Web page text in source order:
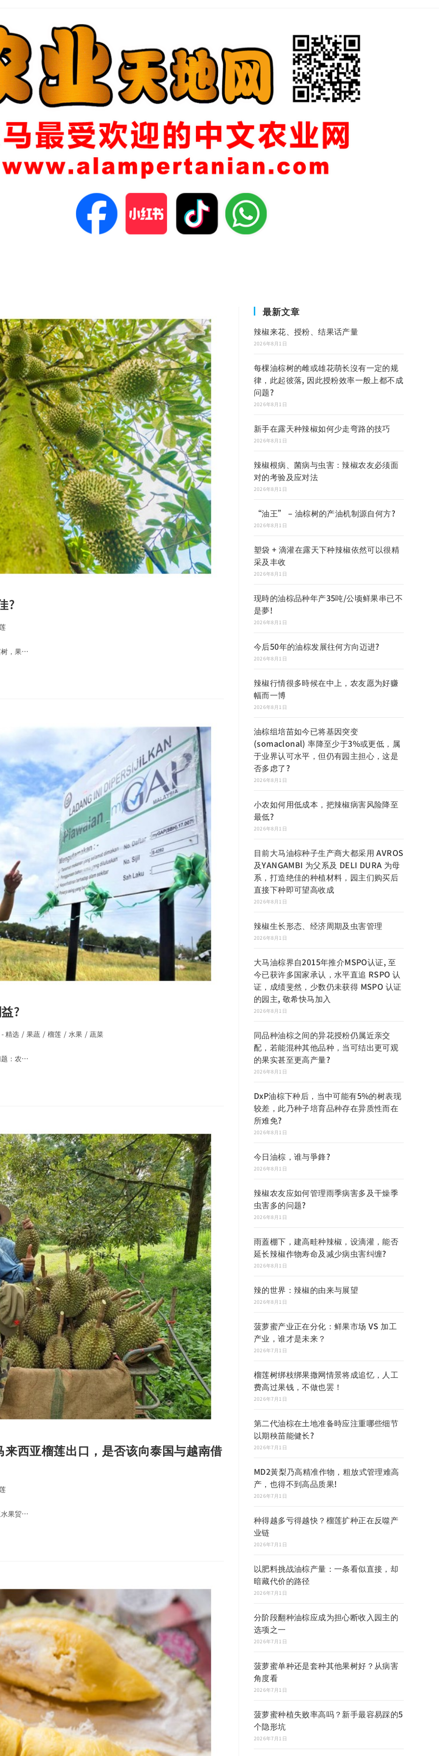
?
树，果…
?
精选 / 果蔬 / 榴莲 / 水果 / 蔬菜
题：农…
西亚榴莲出口，是否该向泰国与越南借
水果贸…
最新文章
辣椒来花、授粉、结果话产量
2026年8月1日
每棵油棕树的雌或雄花萌长沒有一定的规
律，此起彼落, 因此授粉效率一般上都不成
问题?
2026年8月1日
新手在露天种辣椒如何少走弯路的技巧
2026年8月1日
辣椒根病、菌病与虫害：辣椒农友必须面
对的考验及应对法
2026年8月1日
“油王” – 油棕树的产油机制源自何方?
2026年8月1日
塑袋 + 滴灌在露天下种辣椒依然可以很精
采及丰收
2026年8月1日
现時的油棕品种年产35吨/公顷鲜果串已不
是夢!
2026年8月1日
今后50年的油棕发展往何方向迈进?
2026年8月1日
辣椒行情很多時候在中上，农友愿为好赚
幅而一博
2026年8月1日
油棕组培苗如今已将基因突变
(somaclonal) 率降至少于3%或更低，属
于业界认可水平，但仍有园主担心，这是
否多虑了?
2026年8月1日
小农如何用低成本，把辣椒病害风险降至
最低?
2026年8月1日
目前大马油棕种子生产商大都采用 AVROS
及YANGAMBI 为父系及 DELI DURA 为母
系，打造绝佳的种植材料，园主们购买后
直接下种即可望高收成
2026年8月1日
辣椒生长形态、经济周期及虫害管理
2026年8月1日
大马油棕界自2015年推介MSPO认证, 至
今已获许多国家承认，水平直追 RSPO 认
证，成绩斐然，少数仍未获得 MSPO 认证
的园主, 敬希快马加入
2026年8月1日
同品种油棕之间的异花授粉仍属近亲交
配，若能混种其他品种，当可结出更可观
的果实甚至更高产量?
2026年8月1日
DxP油棕下种后，当中可能有5%的树表现
较差，此乃种子培育品种存在异质性而在
所难免?
2026年8月1日
今日油棕，谁与爭鋒?
2026年8月1日
辣椒农友应如何管理雨季病害多及干燥季
虫害多的问题?
2026年8月1日
雨蓋棚下，建高畦种辣椒，设滴灌，能否
延长辣椒作物寿命及减少病虫害纠缠?
2026年8月1日
辣的世界：辣椒的由来与展望
2026年8月1日
菠萝蜜产业正在分化：鲜果市场 VS 加工
产业，谁才是未来？
2026年7月1日
榴莲树绑枝绑果撒网情景将成追忆，人工
费高过果钱，不做也罢！
2026年7月1日
第二代油棕在土地准备時应注重哪些细节
以期秧苗能健长?
2026年7月1日
MD2黃梨乃高精准作物，粗放式管理难高
产，也得不到高品质果!
2026年7月1日
种得越多亏得越快？榴莲扩种正在反噬产
业链
2026年7月1日
以肥料挑战油棕产量：一条看似直接，却
暗藏代价的路径
2026年7月1日
分阶段翻种油棕应成为担心断收入园主的
选项之一
2026年7月1日
菠萝蜜单种还是套种其他果树好？从病害
角度看
2026年7月1日
菠萝蜜种植失败率高吗？新手最容易踩的5
个隐形坑
2026年7月1日